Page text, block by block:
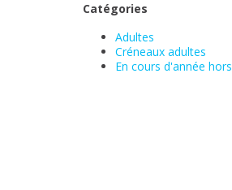
Catégories
Adultes
Créneaux adultes
En cours d'année